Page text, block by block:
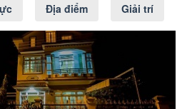
Địa điểm Giải trí